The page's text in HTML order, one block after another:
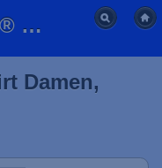
4PROTECT® Polo-Shirt Damen, royalblau
Damen,